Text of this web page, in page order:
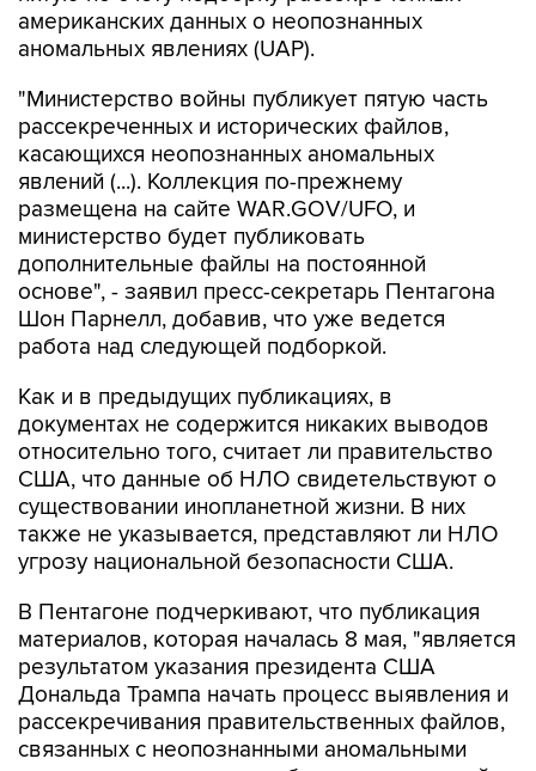
"Министерство войны публикует пятую часть
касающихся неопознанных аномальных
явлений (...). Коллекция по-прежнему
размещена на сайте WAR.GOV/UFO, и
министерство будет публиковать
дополнительные файлы на постоянной
основе", - заявил пресс-секретарь Пентагона
Шон Парнелл, добавив, что уже ведется
работа над следующей подборкой.
Как и в предыдущих публикациях, в
относительно того, считает ли правительство
США, что данные об НЛО свидетельствуют о
существовании инопланетной жизни. В них
также не указывается, представляют ли НЛО
угрозу национальной безопасности США.
В Пентагоне подчеркивают, что публикация
результатом указания президента США
Дональда Трампа начать процесс выявления и
рассекречивания правительственных файлов,
связанных с неопознанными аномальными
явлениями, в интересах обеспечения полной
прозрачности".